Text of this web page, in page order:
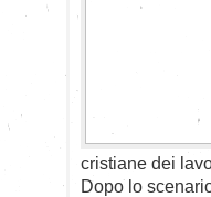
cristiane dei
Dopo lo